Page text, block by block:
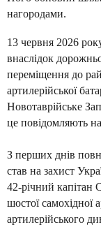
нагородами.
13 червня 2026
внаслідок
переміщення до
артилерійської
Новотаврійське
це повідомляють на
З перших днів
став на захист
42-річний
шостої самохідної
артилерійського